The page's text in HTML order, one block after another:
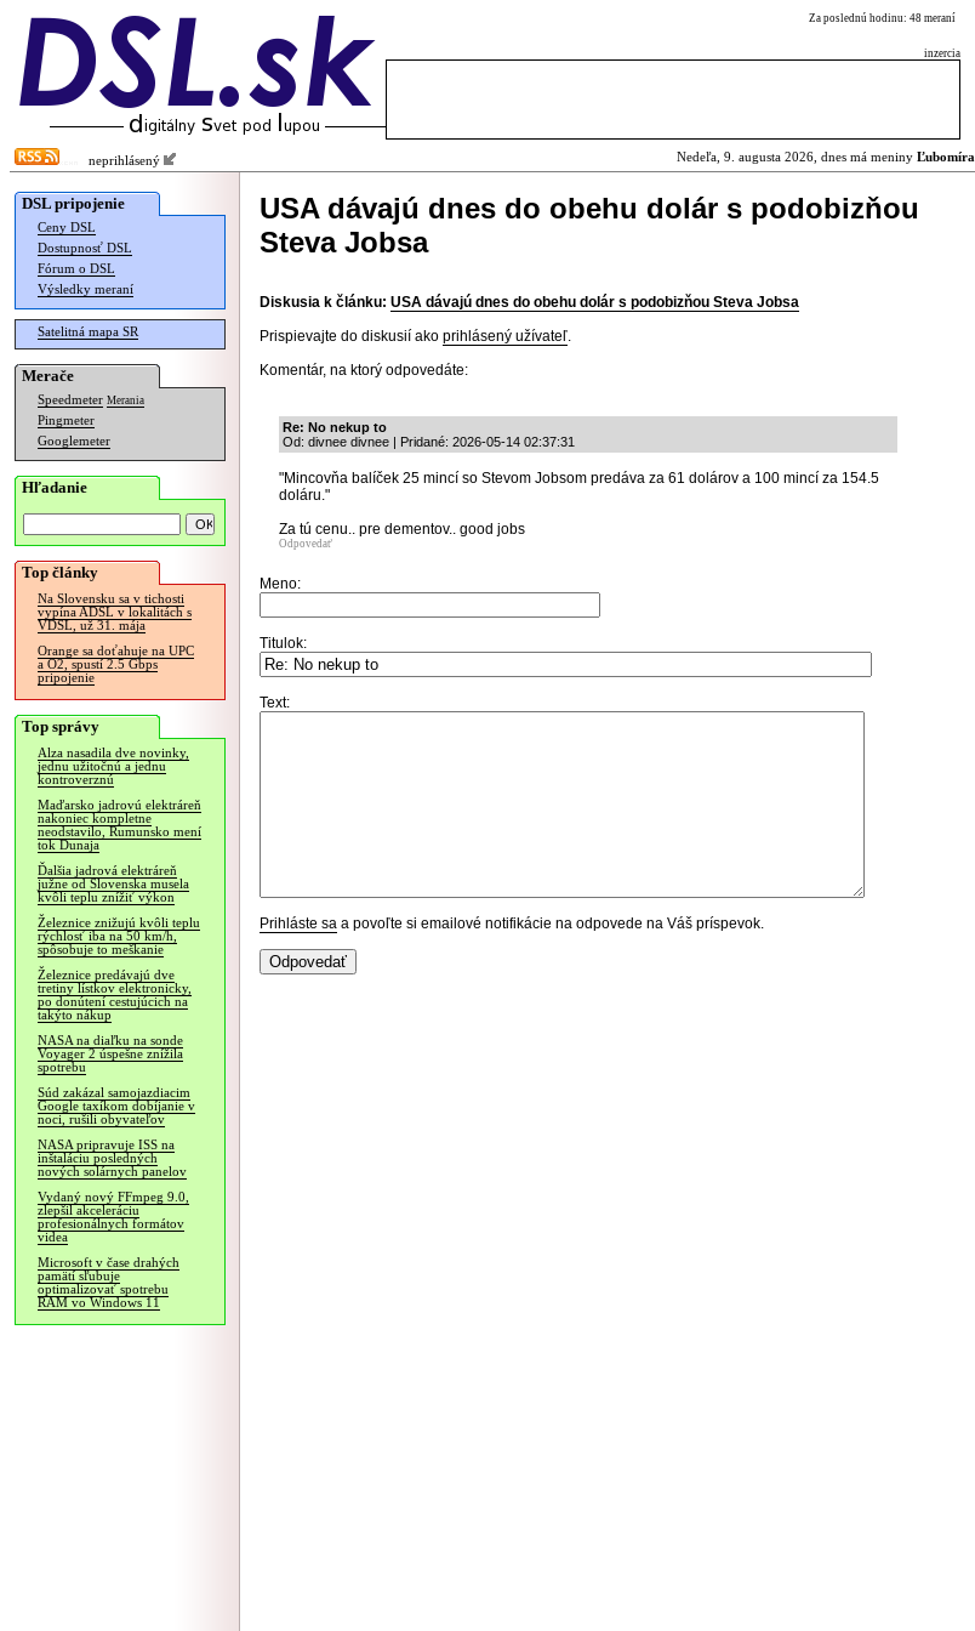
Za poslednú hodinu: 48 meraní
inzercia
neprihlásený Nedeľa, 9. augusta 2026, dnes má meniny Ľubomíra
DSL pripojenie
Ceny DSL
Dostupnosť DSL
Fórum o DSL
Výsledky meraní
Satelitná mapa SR
Merače
Speedmeter Merania
Pingmeter
Googlemeter
Hľadanie
Top články
Na Slovensku sa v tichosti
vypína ADSL v lokalitách s
VDSL, už 31. mája
Orange sa doťahuje na UPC
a O2, spustí 2.5 Gbps
pripojenie
Top správy
Alza nasadila dve novinky,
jednu užitočnú a jednu
kontroverznú
Maďarsko jadrovú elektráreň
nakoniec kompletne
neodstavilo, Rumunsko mení
tok Dunaja
Ďalšia jadrová elektráreň
južne od Slovenska musela
kvôli teplu znížiť výkon
Železnice znižujú kvôli teplu
rýchlosť iba na 50 km/h,
spôsobuje to meškanie
Železnice predávajú dve
tretiny lístkov elektronicky,
po donútení cestujúcich na
takýto nákup
NASA na diaľku na sonde
Voyager 2 úspešne znížila
spotrebu
Súd zakázal samojazdiacim
Google taxíkom dobíjanie v
noci, rušili obyvateľov
NASA pripravuje ISS na
inštaláciu posledných
nových solárnych panelov
Vydaný nový FFmpeg 9.0,
zlepšil akceleráciu
profesionálnych formátov
videa
Microsoft v čase drahých
pamätí sľubuje
optimalizovať spotrebu
RAM vo Windows 11
USA dávajú dnes do obehu dolár s podobizňou
Steva Jobsa
Diskusia k článku: USA dávajú dnes do obehu dolár s podobizňou Steva Jobsa
Prispievajte do diskusií ako prihlásený užívateľ.
Komentár, na ktorý odpovedáte:
Re: No nekup to
Od: divnee divnee | Pridané: 2026-05-14 02:37:31
"Mincovňa balíček 25 mincí so Stevom Jobsom predáva za 61 dolárov a 100 mincí za 154.5
doláru."
Za tú cenu.. pre dementov.. good jobs
Odpovedať
Meno:
Titulok:
Text:
Prihláste sa a povoľte si emailové notifikácie na odpovede na Váš príspevok.